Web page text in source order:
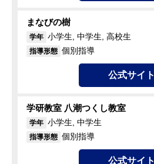
まなびの樹
学年 小学生, 中学生, 高校生
指導形態 個別指導
公式サイト
学研教室 八潮つくし教室
学年 小学生, 中学生
指導形態 個別指導
公式サイト